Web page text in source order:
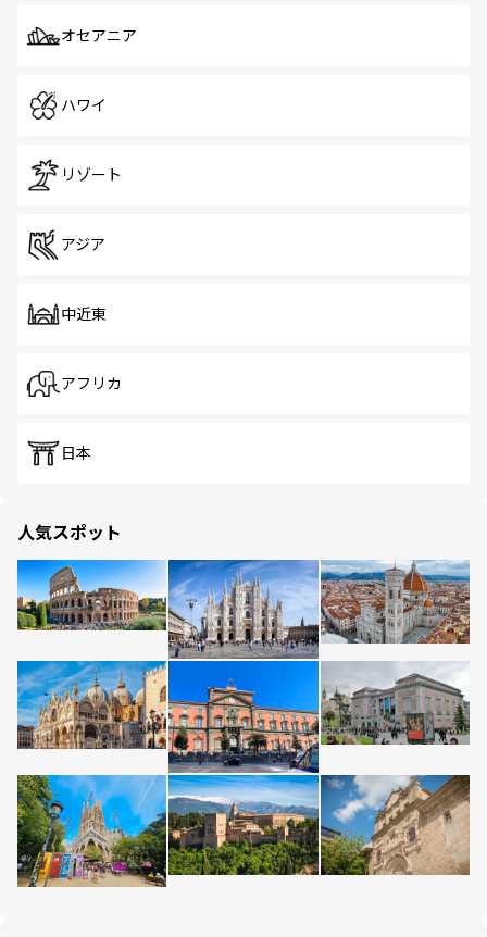
オセアニア
ハワイ
リゾート
アジア
中近東
アフリカ
日本
人気スポット